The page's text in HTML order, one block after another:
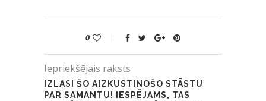
0
Iepriekšējais raksts
IZLASI ŠO AIZKUSTINOŠO STĀSTU
PAR SAMANTU! IESPĒJAMS, TAS